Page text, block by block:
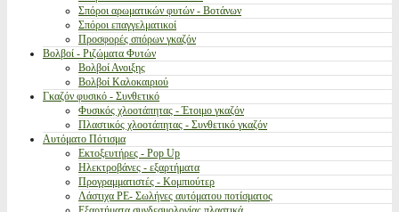
Σπόροι αρωματικών φυτών - Βοτάνων
Σπόροι επαγγελματικοί
Προσφορές σπόρων γκαζόν
Βολβοί - Ριζώματα Φυτών
Βολβοί Ανοιξης
Βολβοί Καλοκαιριού
Γκαζόν φυσικό - Συνθετικό
Φυσικός χλοοτάπητας - Έτοιμο γκαζόν
Πλαστικός χλοοτάπητας - Συνθετικό γκαζόν
Αυτόματο Πότισμα
Εκτοξευτήρες - Pop Up
Ηλεκτροβάνες - εξαρτήματα
Προγραμματιστές - Κομπιούτερ
Λάστιχα PE- Σωλήνες αυτόματου ποτίσματος